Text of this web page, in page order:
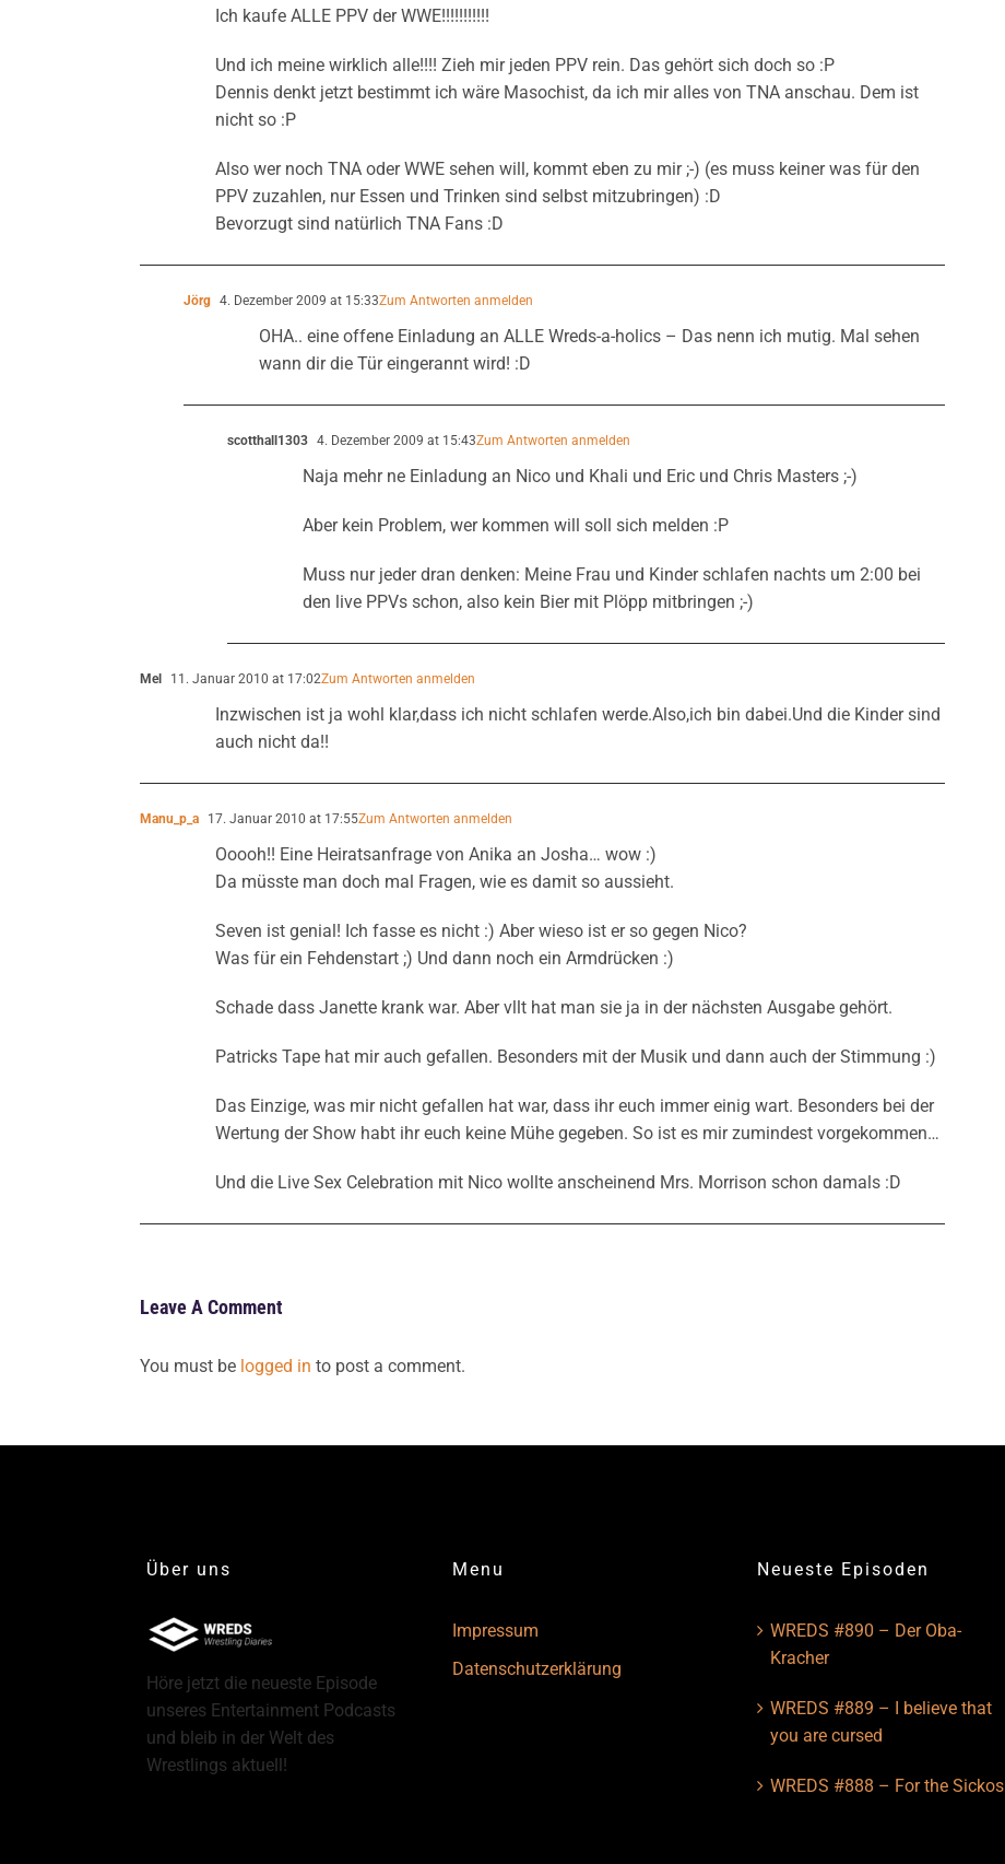
Ich kaufe ALLE PPV der WWE!!!!!!!!!!!
Und ich meine wirklich alle!!!! Zieh mir jeden PPV rein. Das gehört sich doch so :P
Dennis denkt jetzt bestimmt ich wäre Masochist, da ich mir alles von TNA anschau. Dem ist
nicht so :P
Also wer noch TNA oder WWE sehen will, kommt eben zu mir ;-) (es muss keiner was für den
PPV zuzahlen, nur Essen und Trinken sind selbst mitzubringen) :D
Bevorzugt sind natürlich TNA Fans :D
Jörg 4. Dezember 2009 at 15:33Zum Antworten anmelden
OHA.. eine offene Einladung an ALLE Wreds-a-holics – Das nenn ich mutig. Mal sehen
wann dir die Tür eingerannt wird! :D
scotthall1303 4. Dezember 2009 at 15:43Zum Antworten anmelden
Naja mehr ne Einladung an Nico und Khali und Eric und Chris Masters ;-)
Aber kein Problem, wer kommen will soll sich melden :P
Muss nur jeder dran denken: Meine Frau und Kinder schlafen nachts um 2:00 bei
den live PPVs schon, also kein Bier mit Plöpp mitbringen ;-)
Mel 11. Januar 2010 at 17:02Zum Antworten anmelden
Inzwischen ist ja wohl klar,dass ich nicht schlafen werde.Also,ich bin dabei.Und die Kinder sind
auch nicht da!!
Manu_p_a 17. Januar 2010 at 17:55Zum Antworten anmelden
Ooooh!! Eine Heiratsanfrage von Anika an Josha… wow :)
Da müsste man doch mal Fragen, wie es damit so aussieht.
Seven ist genial! Ich fasse es nicht :) Aber wieso ist er so gegen Nico?
Was für ein Fehdenstart ;) Und dann noch ein Armdrücken :)
Schade dass Janette krank war. Aber vllt hat man sie ja in der nächsten Ausgabe gehört.
Patricks Tape hat mir auch gefallen. Besonders mit der Musik und dann auch der Stimmung :)
Das Einzige, was mir nicht gefallen hat war, dass ihr euch immer einig wart. Besonders bei der
Wertung der Show habt ihr euch keine Mühe gegeben. So ist es mir zumindest vorgekommen…
Und die Live Sex Celebration mit Nico wollte anscheinend Mrs. Morrison schon damals :D
Leave A Comment
You must be logged in to post a comment.
Über uns
Höre jetzt die neueste Episode
unseres Entertainment Podcasts
und bleib in der Welt des
Wrestlings aktuell!
Menu
Impressum
Datenschutzerklärung
Neueste Episoden
WREDS #890 – Der Oba-
Kracher
WREDS #889 – I believe that
you are cursed
WREDS #888 – For the Sickos